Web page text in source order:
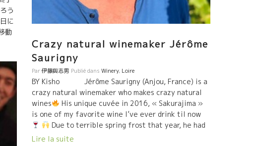
う
に
動
す
、
精
ペ
。
Crazy natural winemaker Jérôme
Saurigny
Par伊藤與志男 Publié dans Winery, Loire
BY Kisho Jérôme Saurigny (Anjou, France) is a
crazy natural winemaker who makes crazy natural
wines
His unique cuvée in 2016, « Sakurajima »
is one of my favorite wine I’ve ever drink til now
Due to terrible spring frost that year, he had
lost more than 80% of his grape, and because of
Lire la suite